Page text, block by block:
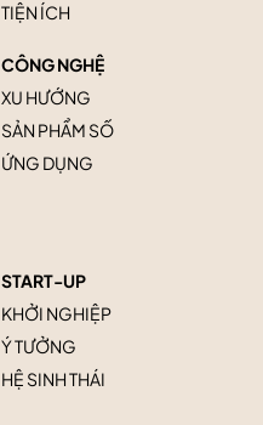
TIỆN ÍCH
CÔNG NGHỆ
XU HƯỚNG
SẢN PHẨM SỐ
ỨNG DỤNG
START-UP
KHỞI NGHIỆP
Ý TƯỞNG
HỆ SINH THÁI